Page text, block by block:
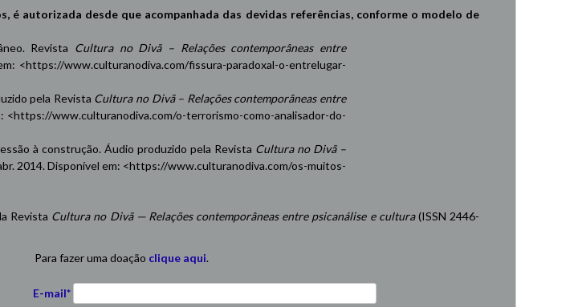
autorizada desde que acompanhada das devidas referências, conforme o modelo de
Revista Cultura no Divã – Relações contemporâneas entre
<https://www.culturanodiva.com/fissura-paradoxal-o-entrelugar-
pela Revista Cultura no Divã – Relações contemporâneas entre
<https://www.culturanodiva.com/o-terrorismo-como-analisador-do-
à construção. Áudio produzido pela Revista Cultura no Divã –
2014. Disponível em: <https://www.culturanodiva.com/os-muitos-
Revista Cultura no Divã — Relações contemporâneas entre psicanálise e cultura(ISSN 2446-
Para fazer uma doação clique aqui.
E-mail*